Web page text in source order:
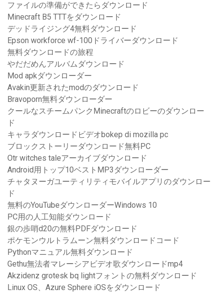
ファイルの準備ができたらダウンロード
Minecraft B5 TTTをダウンロード
デッドライジング4無料ダウンロード
Epson workforce wf-100ドライバーダウンロード
無料ダウンロードの旅程
やだだめんアルバムダウンロード
Mod apkダウンローダー
Avakin更新されたmodのダウンロード
Bravoporn無料ダウンローダー
クールなスチームパンクMinecraftのロビーのダウンロー
ド
キャラダウンロードビデオbokep di mozilla pc
ブロックストーリーダウンロード無料PC
Otr witches taleアーカイブダウンロード
Android用トップ10ベストMP3ダウンローダー
チャタヌーガユーティリティモバイルアプリのダウンロー
ド
無料のYouTubeダウンローダーWindows 10
PC用の人工知能ダウンロード
銀の歩哨d20の無料PDFダウンロード
ポケモンウルトラムーン無料ダウンロードコード
Pythonマニュアル無料ダウンロード
Gethu無法者マレーシアビデオ歌ダウンロードmp4
Akzidenz grotesk bq lightフォントの無料ダウンロード
Linux OS、Azure Sphere iOSをダウンロード